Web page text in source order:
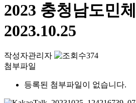
2023 충청남도민
2023.10.25
작성자관리자
374
첨부파일
등록된 첨부파일이 없습니다.